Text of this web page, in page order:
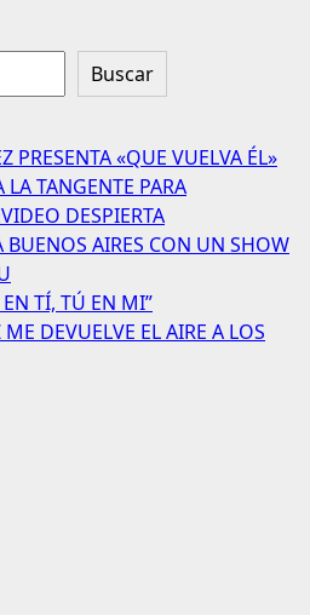
Buscar
PRESENTA «QUE VUELVA ÉL»
TANGENTE PARA
DESPIERTA
BUENOS AIRES CON UN SHOW
EN TÍ, TÚ EN MI”
ME DEVUELVE EL AIRE A LOS